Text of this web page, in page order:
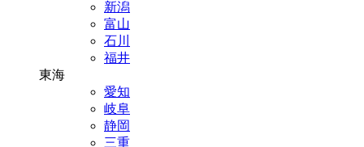
新潟
富山
石川
福井
東海
愛知
岐阜
静岡
三重